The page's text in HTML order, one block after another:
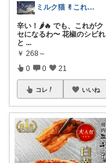
ミルク猫 ✌︎これええやん✌︎
辛い！🌶️🔥 でも、これがク
セになるわ〜 花椒のシビれ
と ...
￥ 268～
0 0 21
コレ いいね